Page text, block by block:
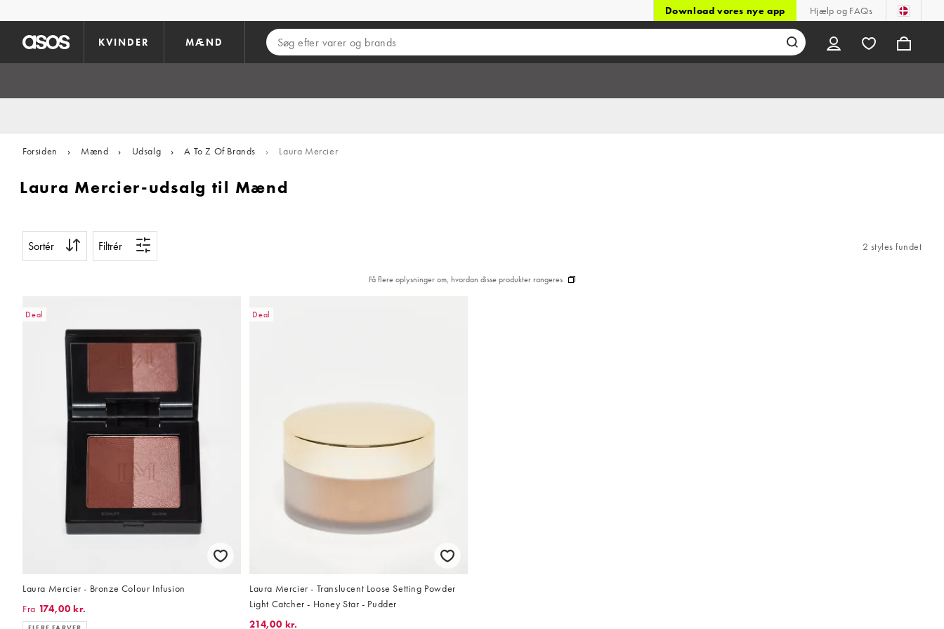
Download vores nye app Hjælp og FAQs
KVINDER MÆND
Forsiden › Mænd › Udsalg › A To Z Of Brands › Laura Mercier
Laura Mercier-udsalg til Mænd
Sortér Filtrér 2 styles fundet
Få flere oplysninger om, hvordan disse produkter rangeres
Deal
Laura Mercier - Bronze Colour Infusion
Fra 174,00 kr.
Deal
Laura Mercier - Translucent Loose Setting Powder
Light Catcher - Honey Star - Pudder
214,00 kr.